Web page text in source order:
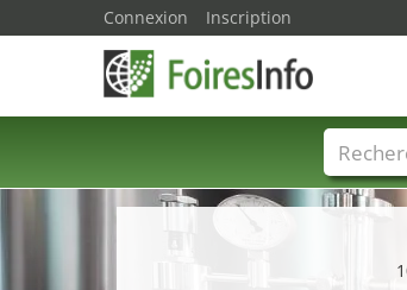
Connexion Inscription
Foire